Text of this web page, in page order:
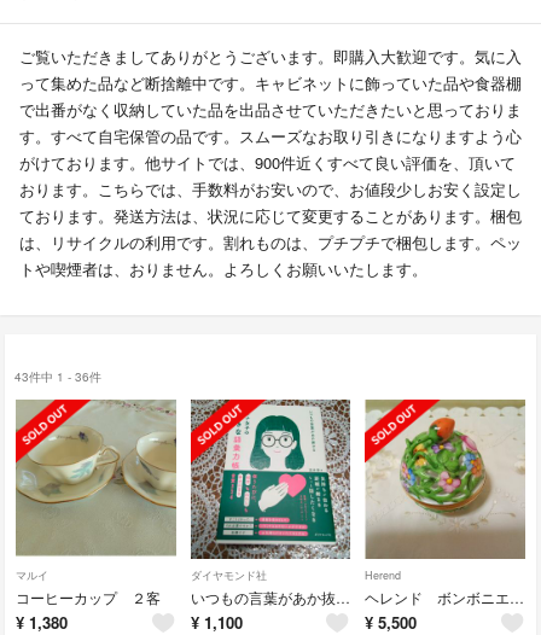
ご覧いただきましてありがとうございます。即購入大歓迎です。気に入
って集めた品など断捨離中です。キャビネットに飾っていた品や食器棚
で出番がなく収納していた品を出品させていただきたいと思っておりま
す。すべて自宅保管の品です。スムーズなお取り引きになりますよう心
がけております。他サイトでは、900件近くすべて良い評価を、頂いて
おります。こちらでは、手数料がお安いので、お値段少しお安く設定し
ております。発送方法は、状況に応じて変更することがあります。梱包
は、リサイクルの利用です。割れものは、プチプチで梱包します。ペッ
トや喫煙者は、おりません。よろしくお願いいたします。
43件中 1 - 36件
マルイ
コーヒーカップ ２客
¥ 1,380
ダイヤモンド社
いつもの言葉があか抜ける オトナ女子のすてきな語彙力帳 専用です！
¥ 1,100
Herend
ヘレンド ボンボニエール 7cm
¥ 5,500